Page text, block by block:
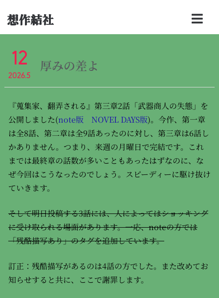
想作結社
12
2026.5
厚みの差よ
『蒐集家、翻弄される』第三章2話「武器商人の失態」を
公開しました(note版 NOVEL DAYS版)。今作、第一章
は全8話、第二章は全9話あったのに対し、第三章は6話し
かありません。つまり、来週の月曜日で完結です。これ
までは最終章の話数が多いこともあったはずなのに、な
ぜ今回はこうなったのでしょう。スピーディーに駆け抜け
ていきます。
そして明日投稿する3話には、人によってはショッキング
に受け取られる場面があります。一応、noteの方では
「残酷描写あり」のタグを追加しています。
訂正：残酷描写があるのは4話の方でした。また改めてお
知らせすると共に、ここで謝罪します。